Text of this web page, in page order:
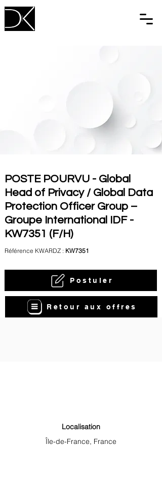
POSTE POURVU - Global
Head of Privacy / Global Data
Protection Officer Group –
Groupe International IDF -
KW7351 (F/H)
Référence KWARDZ : KW7351
Postuler
Retour aux offres
Localisation
Île-de-France, France